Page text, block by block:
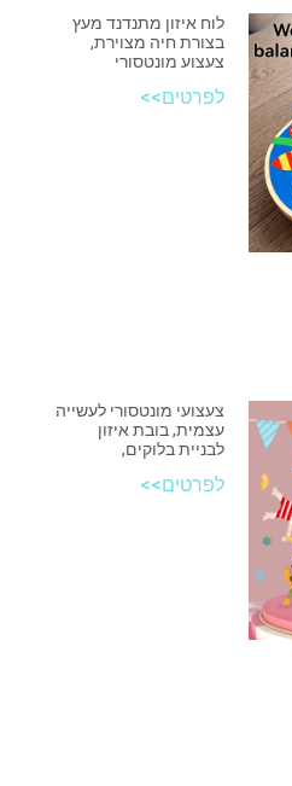
לוח איזון מתנדנד מעץ
בצורת חיה מצוירת,
צעצוע מונטסורי
לפרטים>>
צעצועי מונטסורי לעשייה
עצמית, בובת איזון
לבניית בלוקים,
לפרטים>>